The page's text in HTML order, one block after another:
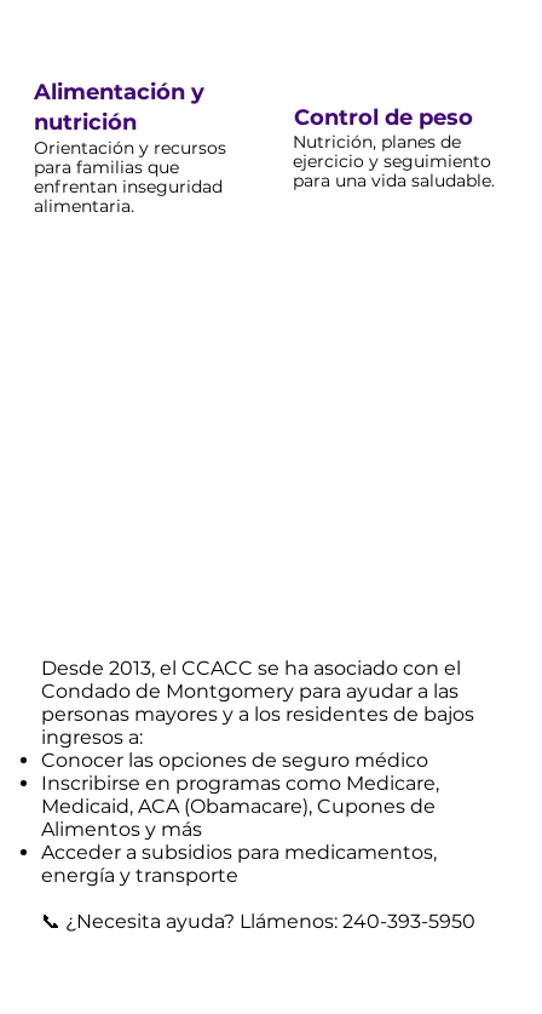
Alimentación y
nutrición
Orientación y recursos
para familias que
enfrentan inseguridad
alimentaria.
Control de peso
Nutrición, planes de
ejercicio y seguimiento
para una vida saludable.
Desde 2013, el CCACC se ha asociado con el
Condado de Montgomery para ayudar a las
personas mayores y a los residentes de bajos
ingresos a:
Conocer las opciones de seguro médico
Inscribirse en programas como Medicare,
Medicaid, ACA (Obamacare), Cupones de
Alimentos y más
Acceder a subsidios para medicamentos,
energía y transporte
📞 ¿Necesita ayuda? Llámenos: 240-393-5950